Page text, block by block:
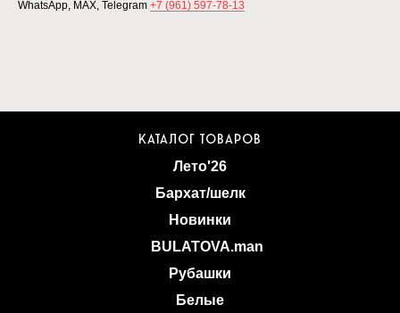
WhatsApp, MAX, Telegram +7 (961) 597-78-13
КАТАЛОГ ТОВАРОВ
BULATOVA.man
Лето'26
Бархат/шелк
Белые
Рубашки
Новинки